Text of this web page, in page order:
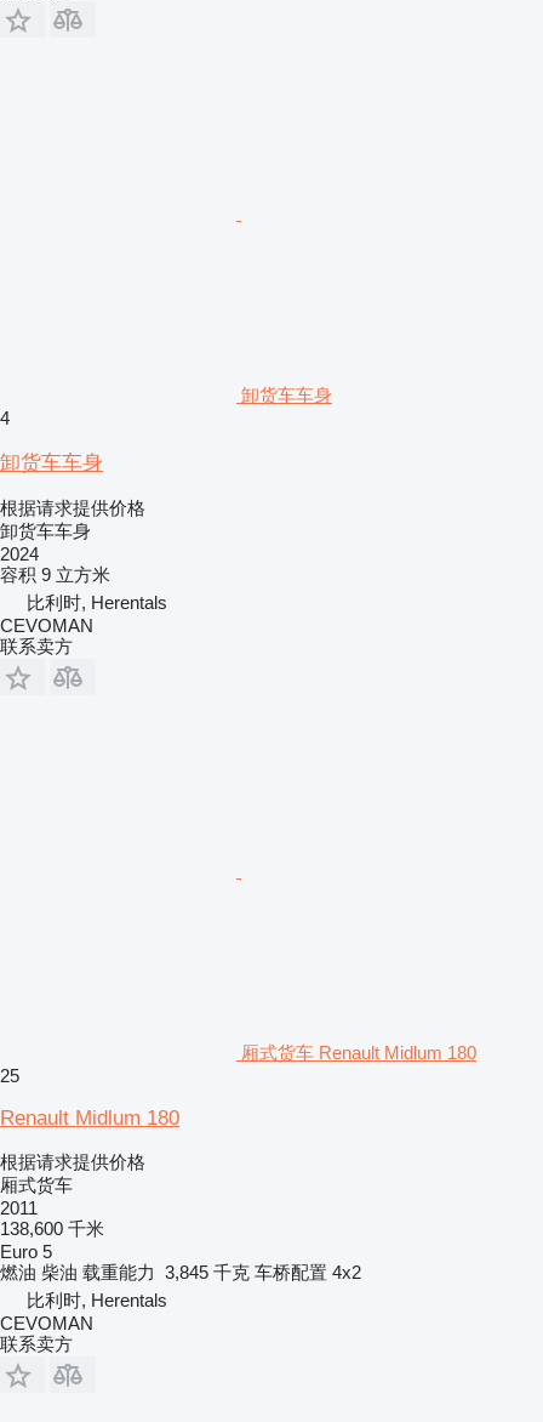
卸货车车身
4
卸货车车身
根据请求提供价格
卸货车车身
2024
容积 9 立方米
比利时, Herentals
CEVOMAN
联系卖方
厢式货车 Renault Midlum 180
25
Renault Midlum 180
根据请求提供价格
厢式货车
2011
138,600 千米
Euro 5
燃油 柴油 载重能力 3,845 千克 车桥配置 4x2
比利时, Herentals
CEVOMAN
联系卖方